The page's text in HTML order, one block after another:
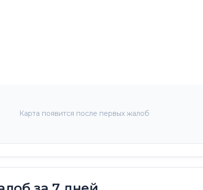
Карта появится после первых жалоб